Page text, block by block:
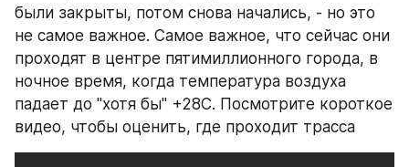
были закрыты, потом снова начались, - но это
не самое важное. Самое важное, что сейчас они
проходят в центре пятимиллионного города, в
ночное время, когда температура воздуха
падает до "хотя бы" +28С. Посмотрите короткое
видео, чтобы оценить, где проходит трасса